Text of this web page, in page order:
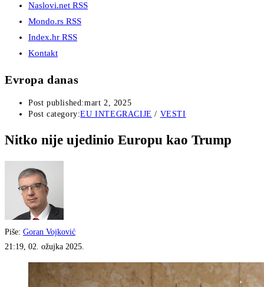
Naslovi.net RSS
Mondo.rs RSS
Index.hr RSS
Kontakt
Evropa danas
Post published:mart 2, 2025
Post category:EU INTEGRACIJE / VESTI
Nitko nije ujedinio Europu kao Trump
Piše: Goran Vojković
21:19, 02. ožujka 2025.